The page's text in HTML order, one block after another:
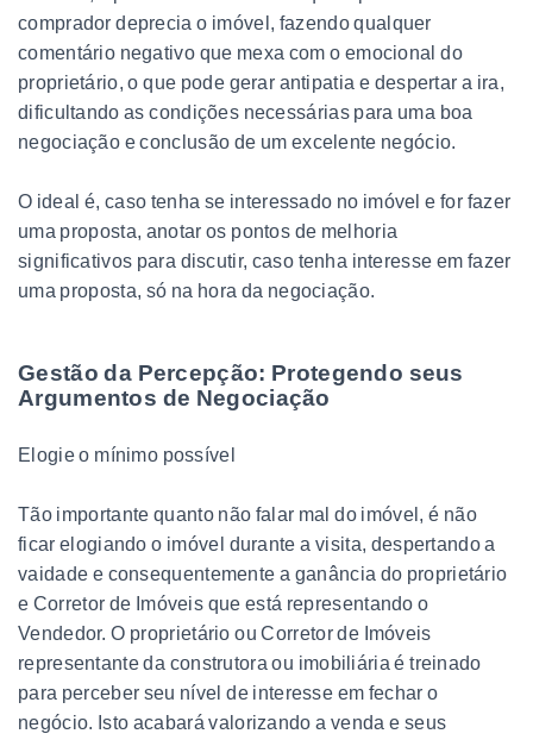
comprador deprecia o imóvel, fazendo qualquer
comentário negativo que mexa com o emocional do
proprietário, o que pode gerar antipatia e despertar a ira,
dificultando as condições necessárias para uma boa
negociação e conclusão de um excelente negócio.
O ideal é, caso tenha se interessado no imóvel e for fazer
uma proposta, anotar os pontos de melhoria
significativos para discutir, caso tenha interesse em fazer
uma proposta, só na hora da negociação.
Gestão da Percepção: Protegendo seus
Argumentos de Negociação
Elogie o mínimo possível
Tão importante quanto não falar mal do imóvel, é não
ficar elogiando o imóvel durante a visita, despertando a
vaidade e consequentemente a ganância do proprietário
e Corretor de Imóveis que está representando o
Vendedor. O proprietário ou Corretor de Imóveis
representante da construtora ou imobiliária é treinado
para perceber seu nível de interesse em fechar o
negócio. Isto acabará valorizando a venda e seus